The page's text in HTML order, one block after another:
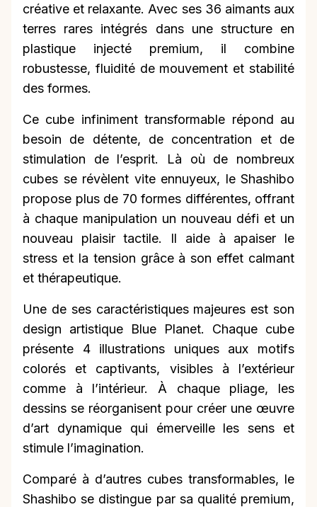
créative et relaxante. Avec ses 36 aimants aux
terres rares intégrés dans une structure en
plastique injecté premium, il combine
robustesse, fluidité de mouvement et stabilité
des formes.
Ce cube infiniment transformable répond au
besoin de détente, de concentration et de
stimulation de l’esprit. Là où de nombreux
cubes se révèlent vite ennuyeux, le Shashibo
propose plus de 70 formes différentes, offrant
à chaque manipulation un nouveau défi et un
nouveau plaisir tactile. Il aide à apaiser le
stress et la tension grâce à son effet calmant
et thérapeutique.
Une de ses caractéristiques majeures est son
design artistique Blue Planet. Chaque cube
présente 4 illustrations uniques aux motifs
colorés et captivants, visibles à l’extérieur
comme à l’intérieur. À chaque pliage, les
dessins se réorganisent pour créer une œuvre
d’art dynamique qui émerveille les sens et
stimule l’imagination.
Comparé à d’autres cubes transformables, le
Shashibo se distingue par sa qualité premium,